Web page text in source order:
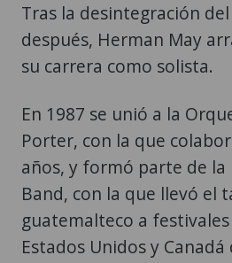
Tras la desintegración
después, Herman May
su carrera como solista.
En 1987 se unió a la
Porter, con la que
años, y formó parte de la
Band, con la que llevó el
guatemalteco a festivales
Estados Unidos y